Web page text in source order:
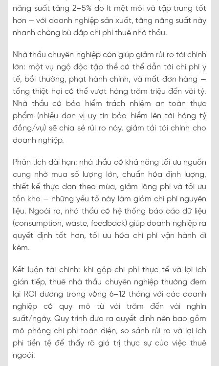
năng suất tăng 2–5% do ít mệt mỏi và tập trung tốt
hơn — với doanh nghiệp sản xuất, tăng năng suất này
nhanh chóng bù đắp chi phí thuê nhà thầu.
Nhà thầu chuyên nghiệp còn giúp giảm rủi ro tài chính
lớn: một vụ ngộ độc tập thể có thể dẫn tới chi phí y
tế, bồi thường, phạt hành chính, và mất đơn hàng —
tổng thiệt hại có thể vượt hàng trăm triệu đến vài tỷ.
Nhà thầu có bảo hiểm trách nhiệm an toàn thực
phẩm (nhiều đơn vị uy tín bảo hiểm lên tới hàng tỷ
đồng/vụ) sẽ chia sẻ rủi ro này, giảm tải tài chính cho
doanh nghiệp.
Phân tích dài hạn: nhà thầu có khả năng tối ưu nguồn
cung nhờ mua số lượng lớn, chuẩn hóa định lượng,
thiết kế thực đơn theo mùa, giảm lãng phí và tối ưu
tồn kho — những yếu tố này làm giảm chi phí nguyên
liệu. Ngoài ra, nhà thầu có hệ thống báo cáo dữ liệu
(consumption, waste, feedback) giúp doanh nghiệp ra
quyết định tốt hơn, tối ưu hóa chi phí vận hành đi
kèm.
Kết luận tài chính: khi gộp chi phí thực tế và lợi ích
gián tiếp, thuê nhà thầu chuyên nghiệp thường đem
lại ROI dương trong vòng 6–12 tháng với các doanh
nghiệp có quy mô từ vài trăm đến vài nghìn
suất/ngày. Quy trình đưa ra quyết định nên bao gồm
mô phỏng chi phí toàn diện, so sánh rủi ro và lợi ích
phi tiền tệ để thấy rõ giá trị thực sự của việc thuê
ngoài.